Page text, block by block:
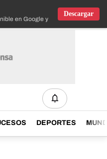
en Google y IOS
Descargar
DEPORTES